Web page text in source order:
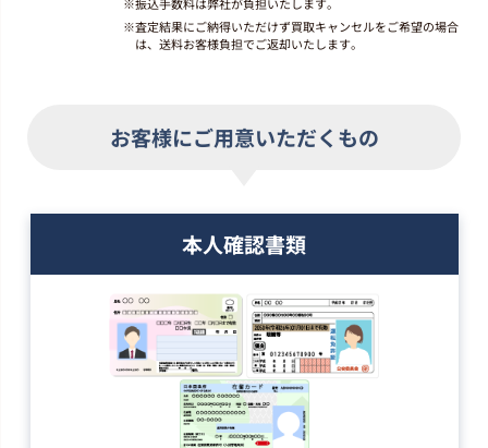
3,000円
最高買取価格
2,500円
洋楽ロック
Accept 「殺戮のチェーン・ソー」
(25S-17)
最高買取価格
2,000円
※査定結果にご納得いただけず買取キャンセルをご希望の場合
は、送料お客様負担でご返却いたします。
お客様にご用意いただくもの
本人確認書類